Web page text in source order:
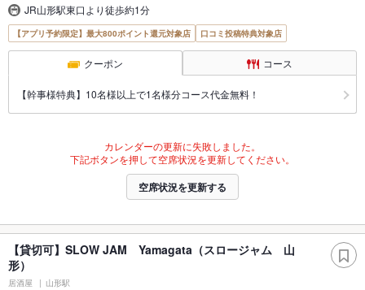
JR山形駅東口より徒歩約1分
【アプリ予約限定】最大800ポイント還元対象店 口コミ投稿特典対象店
クーポン コース
【幹事様特典】10名様以上で1名様分コース代金無料！
カレンダーの更新に失敗しました。
下記ボタンを押して空席状況を更新してください。
空席状況を更新する
【貸切可】SLOW JAM Yamagata（スロージャム 山
形）
居酒屋 山形駅